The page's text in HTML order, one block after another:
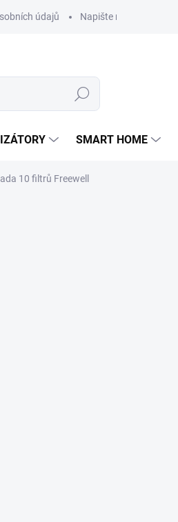
údajů Napište nám
Hledat
SMART HOME
10 filtrů Freewell